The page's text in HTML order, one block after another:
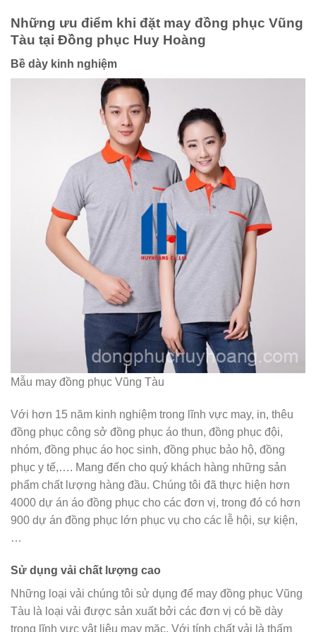
Những ưu điểm khi đặt may đồng phục Vũng
Tàu tại Đồng phục Huy Hoàng
Bề dày kinh nghiệm
Mẫu may đồng phục Vũng Tàu
Với hơn 15 năm kinh nghiệm trong lĩnh vực may, in, thêu
đồng phục công sở đồng phục áo thun, đồng phục đội,
nhóm, đồng phục áo học sinh, đồng phục bảo hộ, đồng
phục y tế,…. Mang đến cho quý khách hàng những sản
phẩm chất lượng hàng đầu. Chúng tôi đã thực hiện hơn
4000 dự án áo đồng phục cho các đơn vị, trong đó có hơn
900 dự án đồng phục lớn phục vụ cho các lễ hội, sự kiện,
…
Sử dụng vải chất lượng cao
Những loại vải chúng tôi sử dụng để may đồng phục Vũng
Tàu là loại vải được sản xuất bởi các đơn vị có bề dày
trong lĩnh vực vật liệu may mặc. Với tính chất vải là thấm